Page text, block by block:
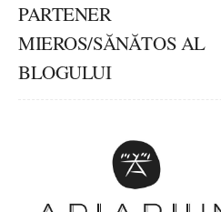
PARTENER
MIEROS/SĂNĂTOS AL
BLOGULUI